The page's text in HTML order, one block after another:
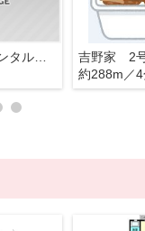
コイン通りデンタルクリニック 歯科、歯周病治療
吉野家 2
約288m／